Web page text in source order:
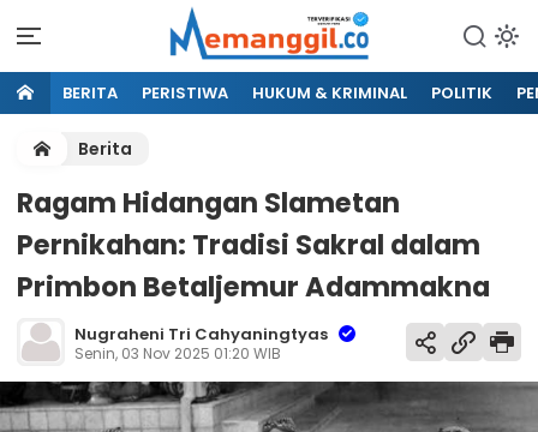
BERITA PERISTIWA HUKUM & KRIMINAL POLITIK
Berita
Ragam Hidangan Slametan
Pernikahan: Tradisi Sakral dalam
Primbon Betaljemur Adammakna
Nugraheni Tri Cahyaningtyas
Senin, 03 Nov 2025 01:20 WIB